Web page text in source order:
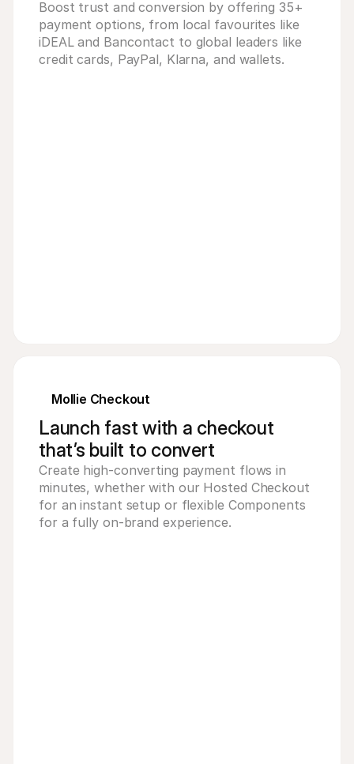
Boost trust and conversion by offering 35+
payment options, from local favourites like
iDEAL and Bancontact to global leaders like
credit cards, PayPal, Klarna, and wallets.
Mollie Checkout
Launch fast with a checkout
that’s built to convert
Create high-converting payment flows in
minutes, whether with our Hosted Checkout
for an instant setup or flexible Components
for a fully on-brand experience.